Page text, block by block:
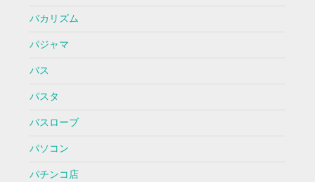
バカリズム
パジャマ
バス
パスタ
バスローブ
パソコン
パチンコ店